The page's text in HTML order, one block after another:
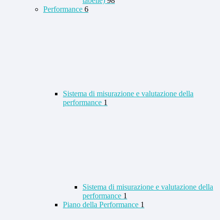
Performance 6
Sistema di misurazione e valutazione della
performance 1
Sistema di misurazione e valutazione della
performance 1
Piano della Performance 1